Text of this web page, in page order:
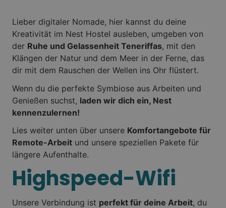
Lieber digitaler Nomade, hier kannst du deine
Kreativität im Nest Hostel ausleben, umgeben von
der Ruhe und Gelassenheit Teneriffas, mit den
Klängen der Natur und dem Meer in der Ferne, das
dir mit dem Rauschen der Wellen ins Ohr flüstert.
Wenn du die perfekte Symbiose aus Arbeiten und
Genießen suchst, laden wir dich ein, Nest
kennenzulernen!
Lies weiter unten über unsere Komfortangebote für
Remote-Arbeit und unsere speziellen Pakete für
längere Aufenthalte.
Highspeed-Wifi
Unsere Verbindung ist perfekt für deine Arbeit, du